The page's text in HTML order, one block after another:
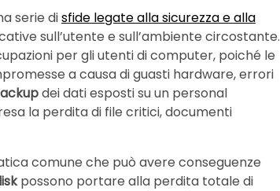
serie disfide legate alla sicurezza e alla
sull’utente e sull’ambiente circostante.
per gli utenti di computer, poiché le
a causa di guasti hardware, errori
dei dati esposti su un personal
la perdita di file critici, documenti
comune che può avere conseguenze
possono portare alla perdita totale di